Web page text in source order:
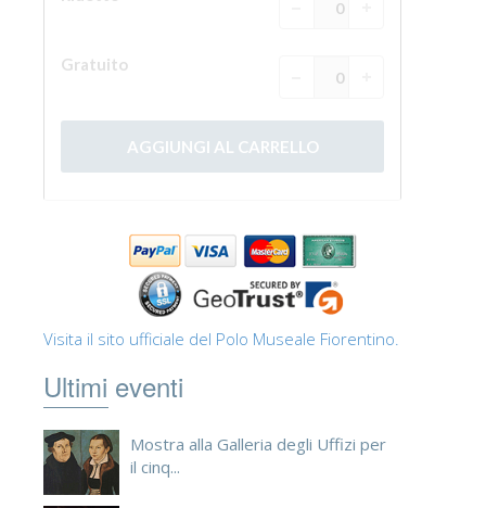
Visita il sito ufficiale del Polo Museale Fiorentino.
Ultimi eventi
Mostra alla Galleria degli Uffizi per
il cinq...